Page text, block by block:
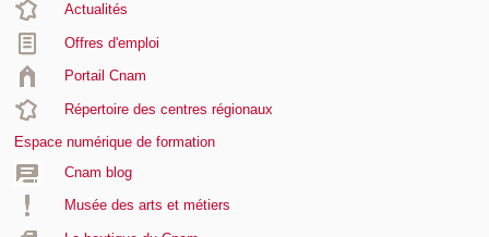
Actualités
Offres d'emploi
Portail Cnam
Répertoire des centres régionaux
Espace numérique de formation
Cnam blog
Musée des arts et métiers